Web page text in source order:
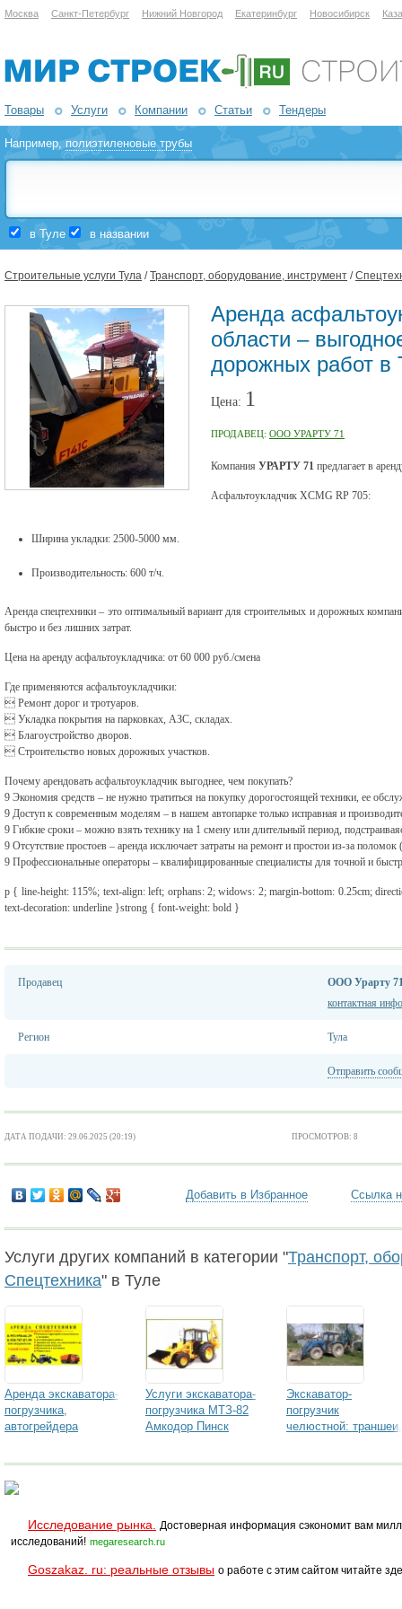
Москва Санкт-Петербург Нижний Новгород Екатеринбург Новосибирск
Товары Услуги Компании Статьи Тендеры
Например,полиэтиленовые трубы
в Туле в названии
Строительные услуги Тула /Транспорт, оборудование, инструмент /
Аренда
области –
дорожных работ в
Цена: 1
ПРОДАВЕЦ: ООО УРАРТУ 71
Компания УРАРТУ 71 предлагает в
Асфальтоукладчик XCMG RP 705:
Ширина укладки: 2500-5000 мм.
Производительность: 600 т/ч.
Аренда спецтехники – это оптимальный вариант для строительных и дорожных
быстро и без лишних затрат.
Цена на аренду асфальтоукладчика: от 60 000 руб./смена
Где применяются асфальтоукладчики:
 Ремонт дорог и тротуаров.
 Укладка покрытия на парковках, АЗС, складах.
 Благоустройство дворов.
 Строительство новых дорожных участков.
Почему арендовать асфальтоукладчик выгоднее, чем покупать?
9 Экономия средств – не нужно тратиться на покупку дорогостоящей техники, ее
9 Доступ к современным моделям – в нашем автопарке только исправная и
9 Гибкие сроки – можно взять технику на 1 смену или длительный период,
9 Отсутствие простоев – аренда исключает затраты на ремонт и простои из-за
9 Профессиональные операторы – квалифицированные специалисты для точной и
p { line-height: 115%; text-align: left; orphans: 2; widows: 2; margin-bottom: 0.25cm;
text-decoration: underline }strong { font-weight: bold }
Продавец
ООО Урарту
контактная
Регион Тула
Отправить
ДАТА ПОДАЧИ: 29.06.2025 (20:19) ПРОСМОТРОВ: 8
Добавить в Избранное Ссылка
Услуги других компаний в категории "Транспорт,
Спецтехника" в Туле
Аренда экскаватора-
погрузчика,
автогрейдера
Услуги экскаватора-
погрузчика МТЗ-82
Амкодор Пинск
Экскаватор-
погрузчик
челюстной: траншеи,
Исследование рынка.
Достоверная информация сэкономит вам
исследований! megaresearch.ru
Goszakaz. ru: реальные отзывы о работе с этим сайтом читайте